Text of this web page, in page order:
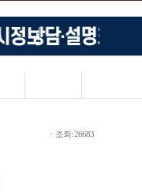
ㆍ조회: 26683